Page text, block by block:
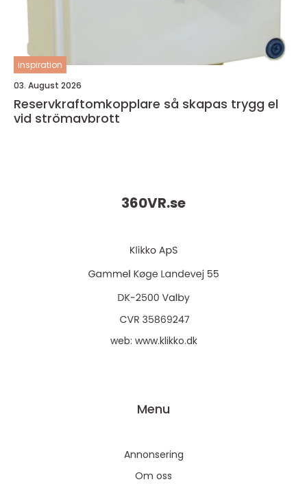
inspiration
03. August 2026
Reservkraftomkopplare så skapas trygg el
vid strömavbrott
360VR.se
web: www.klikko.dk
Menu
Annonsering
Om oss